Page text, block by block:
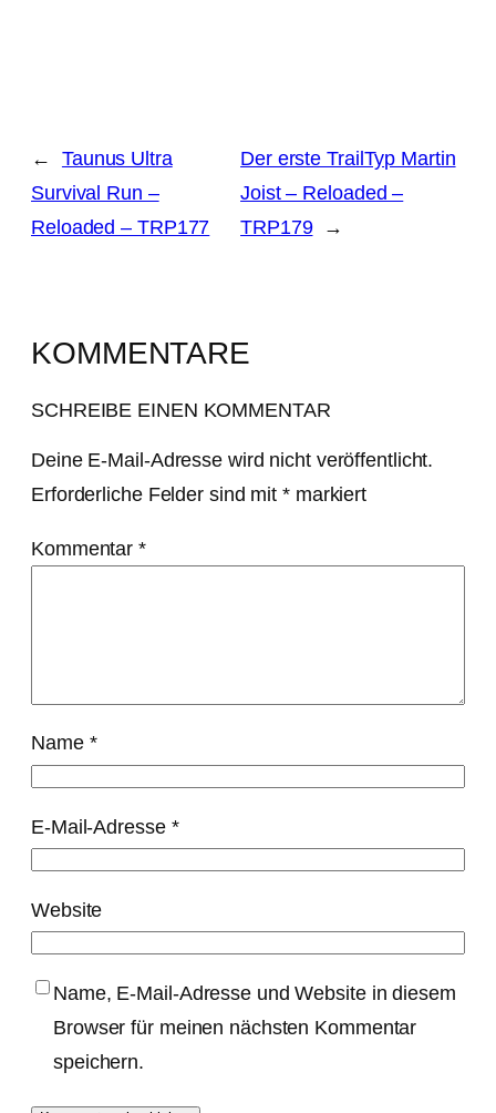
←
Taunus Ultra
Survival Run –
Reloaded – TRP177
Der erste TrailTyp Martin
Joist – Reloaded –
TRP179 →
KOMMENTARE
SCHREIBE EINEN KOMMENTAR
Deine E-Mail-Adresse wird nicht veröffentlicht.
Erforderliche Felder sind mit *markiert
Kommentar*
Name *
E-Mail-Adresse *
Website
Name, E-Mail-Adresse und Website in diesem
Browser für meinen nächsten Kommentar
speichern.